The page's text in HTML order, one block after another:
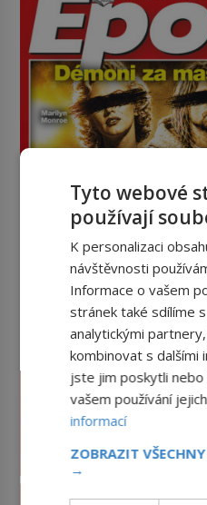
Tyto webové
používají
K personalizaci
návštěvnosti
Informace o vašem
stránek také sdílíme
analytickými
kombinovat s dalšími
jste jim poskytli
vašem používání
informací
ZOBRAZIT
→